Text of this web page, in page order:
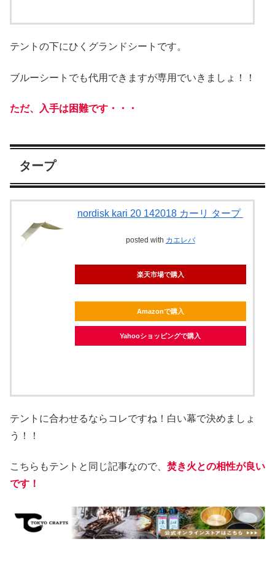
テントの下にひくグランドシートです。
ブルーシートでも代用できますが専用でいきましょ！！
ただ、入手は困難です・・・
タープ
nordisk kari 20 142018 カーリ タープ
posted with カエレバ
楽天市場で購入
Amazonで購入
Yahooショッピングで購入
テントに合わせるならコレですね！白い幕で決めましょ
う！！
こちらもテントと同じ記事なので、 焚き火との相性が良い
です！